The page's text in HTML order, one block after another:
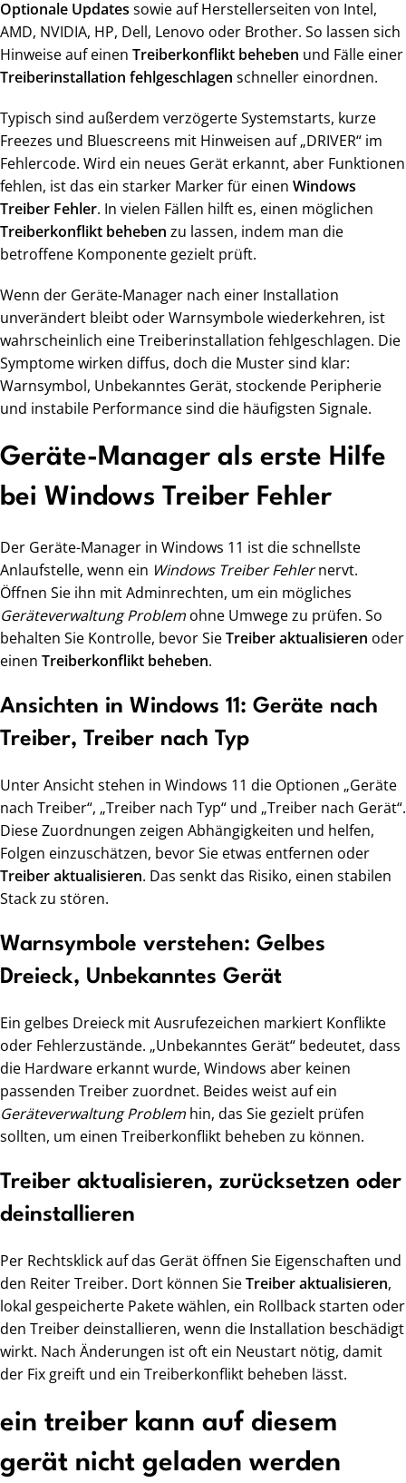
Optionale Updates sowie auf Herstellerseiten von Intel,
AMD, NVIDIA, HP, Dell, Lenovo oder Brother. So lassen sich
Hinweise auf einen Treiberkonflikt beheben und Fälle einer
Treiberinstallation fehlgeschlagen schneller einordnen.
Typisch sind außerdem verzögerte Systemstarts, kurze
Freezes und Bluescreens mit Hinweisen auf „DRIVER“ im
Fehlercode. Wird ein neues Gerät erkannt, aber Funktionen
fehlen, ist das ein starker Marker für einen Windows
Treiber Fehler. In vielen Fällen hilft es, einen möglichen
Treiberkonflikt beheben zu lassen, indem man die
betroffene Komponente gezielt prüft.
Wenn der Geräte-Manager nach einer Installation
unverändert bleibt oder Warnsymbole wiederkehren, ist
wahrscheinlich eine Treiberinstallation fehlgeschlagen. Die
Symptome wirken diffus, doch die Muster sind klar:
Warnsymbol, Unbekanntes Gerät, stockende Peripherie
und instabile Performance sind die häufigsten Signale.
Geräte-Manager als erste Hilfe
bei Windows Treiber Fehler
Der Geräte-Manager in Windows 11 ist die schnellste
Anlaufstelle, wenn ein Windows Treiber Fehlernervt.
Öffnen Sie ihn mit Adminrechten, um ein mögliches
Geräteverwaltung Problem ohne Umwege zu prüfen. So
behalten Sie Kontrolle, bevor SieTreiber aktualisieren oder
einen Treiberkonflikt beheben.
Ansichten in Windows 11: Geräte nach
Treiber, Treiber nach Typ
Unter Ansicht stehen in Windows 11 die Optionen „Geräte
nach Treiber“, „Treiber nach Typ“ und „Treiber nach Gerät“.
Diese Zuordnungen zeigen Abhängigkeiten und helfen,
Folgen einzuschätzen, bevor Sie etwas entfernen oder
Treiber aktualisieren. Das senkt das Risiko, einen stabilen
Stack zu stören.
Warnsymbole verstehen: Gelbes
Dreieck, Unbekanntes Gerät
Ein gelbes Dreieck mit Ausrufezeichen markiert Konflikte
oder Fehlerzustände. „Unbekanntes Gerät“ bedeutet, dass
die Hardware erkannt wurde, Windows aber keinen
passenden Treiber zuordnet. Beides weist auf ein
Geräteverwaltung Problem hin, das Sie gezielt prüfen
sollten, um einen Treiberkonflikt beheben zu können.
Treiber aktualisieren, zurücksetzen oder
deinstallieren
Per Rechtsklick auf das Gerät öffnen Sie Eigenschaften und
den Reiter Treiber. Dort können SieTreiber aktualisieren,
lokal gespeicherte Pakete wählen, ein Rollback starten oder
den Treiber deinstallieren, wenn die Installation beschädigt
wirkt. Nach Änderungen ist oft ein Neustart nötig, damit
der Fix greift und ein Treiberkonflikt beheben lässt.
ein treiber kann auf diesem
gerät nicht geladen werden